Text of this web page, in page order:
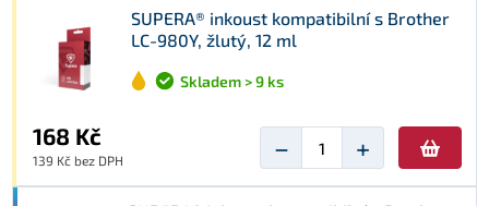
SUPERA® inkoust kompatibilní s Brother
LC-980Y, žlutý, 12 ml
Skladem > 9 ks
168 Kč
139 Kč bez DPH − +